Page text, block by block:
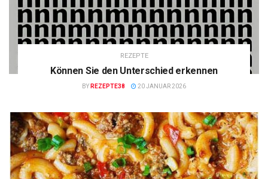
REZEPTE
Können Sie den Unterschied erkennen
BY REZEPTE38 20 JANUAR 2026